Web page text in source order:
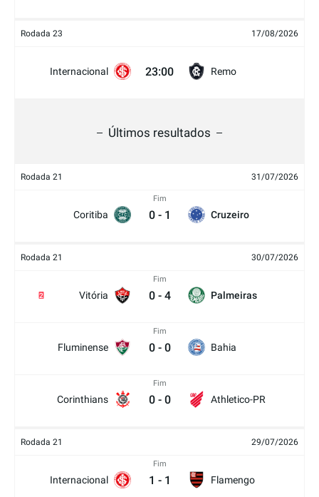
Rodada 23 17/08/2026
Internacional 23:00 Remo
Últimos resultados
Rodada 21 31/07/2026
Coritiba
Fim
0 - 1 Cruzeiro
Rodada 21 30/07/2026
Vitória
2
Fim
0 - 4 Palmeiras
Fluminense
Fim
0 - 0 Bahia
Corinthians
Fim
0 - 0 Athletico-PR
Rodada 21 29/07/2026
Internacional
Fim
1 - 1 Flamengo